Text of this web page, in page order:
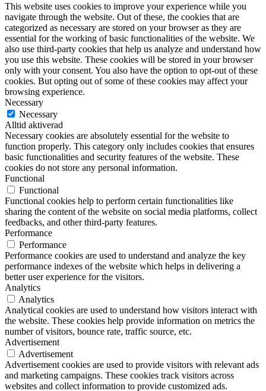
This website uses cookies to improve your experience while you
navigate through the website. Out of these, the cookies that are
categorized as necessary are stored on your browser as they are
essential for the working of basic functionalities of the website. We
also use third-party cookies that help us analyze and understand how
you use this website. These cookies will be stored in your browser
only with your consent. You also have the option to opt-out of these
cookies. But opting out of some of these cookies may affect your
browsing experience.
Necessary
Necessary
Alltid aktiverad
Necessary cookies are absolutely essential for the website to
function properly. This category only includes cookies that ensures
basic functionalities and security features of the website. These
cookies do not store any personal information.
Functional
Functional
Functional cookies help to perform certain functionalities like
sharing the content of the website on social media platforms, collect
feedbacks, and other third-party features.
Performance
Performance
Performance cookies are used to understand and analyze the key
performance indexes of the website which helps in delivering a
better user experience for the visitors.
Analytics
Analytics
Analytical cookies are used to understand how visitors interact with
the website. These cookies help provide information on metrics the
number of visitors, bounce rate, traffic source, etc.
Advertisement
Advertisement
Advertisement cookies are used to provide visitors with relevant ads
and marketing campaigns. These cookies track visitors across
websites and collect information to provide customized ads.